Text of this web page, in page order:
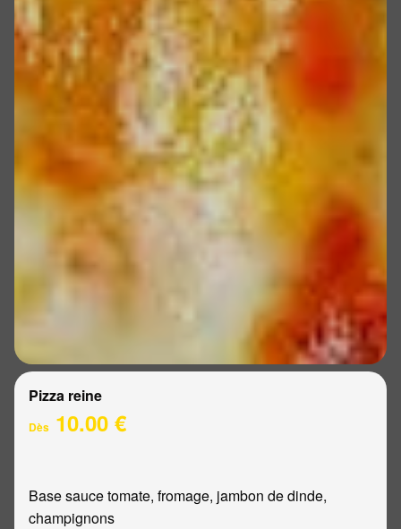
Pizza reine
Dès 10.00 €
Base sauce tomate, fromage, jambon de dinde,
champignons